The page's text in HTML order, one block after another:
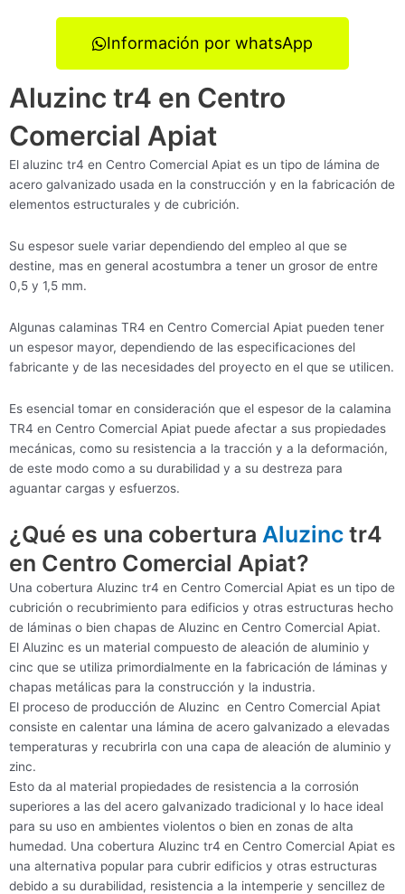
Información por whatsApp
Aluzinc tr4 en Centro
Comercial Apiat
El aluzinc tr4 en Centro Comercial Apiat es un tipo de lámina de
acero galvanizado usada en la construcción y en la fabricación de
elementos estructurales y de cubrición.
Su espesor suele variar dependiendo del empleo al que se
destine, mas en general acostumbra a tener un grosor de entre
0,5 y 1,5 mm.
Algunas calaminas TR4 en Centro Comercial Apiat pueden tener
un espesor mayor, dependiendo de las especificaciones del
fabricante y de las necesidades del proyecto en el que se utilicen.
Es esencial tomar en consideración que el espesor de la calamina
TR4 en Centro Comercial Apiat puede afectar a sus propiedades
mecánicas, como su resistencia a la tracción y a la deformación,
de este modo como a su durabilidad y a su destreza para
aguantar cargas y esfuerzos.
¿Qué es una cobertura Aluzinc tr4
en Centro Comercial Apiat?
Una cobertura Aluzinc tr4 en Centro Comercial Apiat es un tipo de
cubrición o recubrimiento para edificios y otras estructuras hecho
de láminas o bien chapas de Aluzinc en Centro Comercial Apiat.
El Aluzinc es un material compuesto de aleación de aluminio y
cinc que se utiliza primordialmente en la fabricación de láminas y
chapas metálicas para la construcción y la industria.
El proceso de producción de Aluzinc en Centro Comercial Apiat
consiste en calentar una lámina de acero galvanizado a elevadas
temperaturas y recubrirla con una capa de aleación de aluminio y
zinc.
Esto da al material propiedades de resistencia a la corrosión
superiores a las del acero galvanizado tradicional y lo hace ideal
para su uso en ambientes violentos o bien en zonas de alta
humedad. Una cobertura Aluzinc tr4 en Centro Comercial Apiat es
una alternativa popular para cubrir edificios y otras estructuras
debido a su durabilidad, resistencia a la intemperie y sencillez de